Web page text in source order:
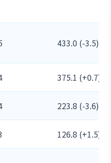
433.0 (-3.5)
375.1 (+0.7)
223.8 (-3.6)
126.8 (+1.5)